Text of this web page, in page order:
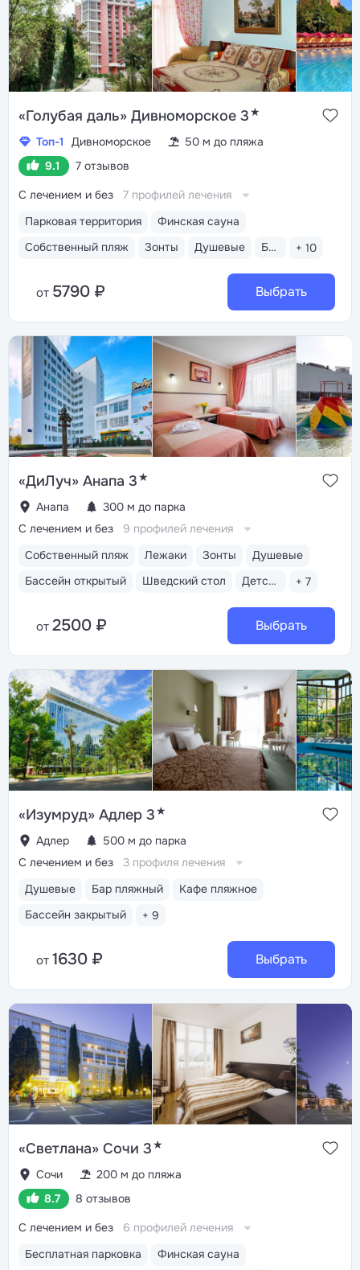
«Голубая даль» Дивноморское 3★
Топ-1 Дивноморское
50 м до пляжа
9.1
7 отзывов
Парковая территория
Финская сауна
Собственный пляж
Зонты Душевые Бар пляжный + 10
С лечением и без 7 профилей лечения
от 5790 ₽ Выбрать
«ДиЛуч» Анапа 3★
Анапа 300 м до парка
Собственный пляж Лежаки Зонты
Душевые
Бассейн открытый
Шведский стол Детская комната + 7
С лечением и без 9 профилей лечения
от 2500 ₽ Выбрать
«Изумруд» Адлер 3★
Адлер 500 м до парка
Душевые Бар пляжный
Кафе пляжное
Бассейн закрытый
+ 9
С лечением и без 3 профиля лечения
от 1630 ₽ Выбрать
«Светлана» Сочи 3★
Сочи
200 м до пляжа
8.7
8 отзывов
Бесплатная парковка
Финская сауна
С лечением и без 6 профилей лечения